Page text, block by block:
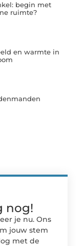
begin met
ruimte?
en warmte in
nog!
je nu. Ons
jouw stem
met de